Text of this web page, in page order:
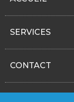
SERVICES
CONTACT